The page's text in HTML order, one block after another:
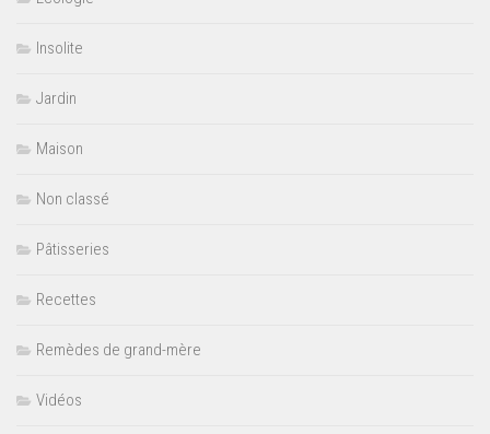
Insolite
Jardin
Maison
Non classé
Pâtisseries
Recettes
Remèdes de grand-mère
Vidéos